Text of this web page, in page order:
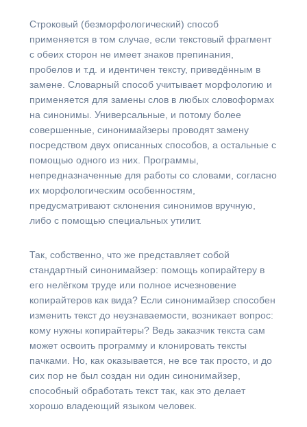
Строковый (безморфологический) способ
применяется в том случае, если текстовый фрагмент
с обеих сторон не имеет знаков препинания,
пробелов и т.д. и идентичен тексту, приведённым в
замене. Словарный способ учитывает морфологию и
применяется для замены слов в любых словоформах
на синонимы. Универсальные, и потому более
совершенные, синонимайзеры проводят замену
посредством двух описанных способов, а остальные с
помощью одного из них. Программы,
непредназначенные для работы со словами, согласно
их морфологическим особенностям,
предусматривают склонения синонимов вручную,
либо с помощью специальных утилит.
Так, собственно, что же представляет собой
стандартный синонимайзер: помощь копирайтеру в
его нелёгком труде или полное исчезновение
копирайтеров как вида? Если синонимайзер способен
изменить текст до неузнаваемости, возникает вопрос:
кому нужны копирайтеры? Ведь заказчик текста сам
может освоить программу и клонировать тексты
пачками. Но, как оказывается, не все так просто, и до
сих пор не был создан ни один синонимайзер,
способный обработать текст так, как это делает
хорошо владеющий языком человек.